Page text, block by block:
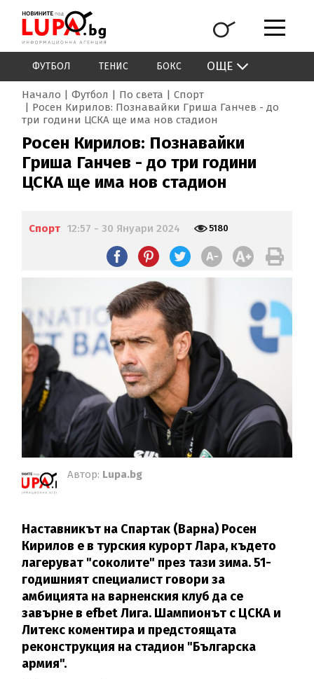
ФУТБОЛ ТЕНИС БОКС ОЩЕ
Начало Футбол По света
Спорт
Росен Кирилов: Познавайки Гриша Ганчев - до
три години ЦСКА ще има нов стадион
Росен Кирилов: Познавайки
Гриша Ганчев - до три години
ЦСКА ще има нов стадион
Спорт 12:57 - 30 Януари 2024 5180
Автор: Lupa.bg
Наставникът на Спартак (Варна) Росен
Кирилов е в турския курорт Лара, където
лагеруват "соколите" през тази зима. 51-
годишният специалист говори за
амбицията на варненския клуб да се
завърне в efbet Лига. Шампионът с ЦСКА и
Литекс коментира и предстоящата
реконструкция на стадион "Българска
армия".